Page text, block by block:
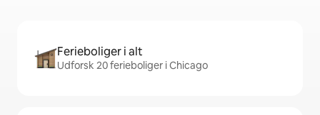
Ferieboliger i alt
Udforsk 20 ferieboliger i Chicago